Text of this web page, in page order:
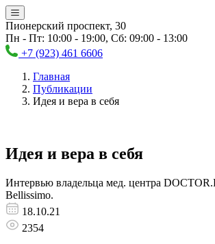
Пионерский проспект, 30
Пн - Пт: 10:00 - 19:00, Сб: 09:00 - 13:00
+7 (923) 461 6606
Главная
Публикации
Идея и вера в себя
Идея и вера в себя
Интервью владельца мед. центра
Bellissimo.
18.10.21
2354